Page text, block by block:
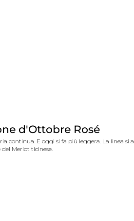
d'Ottobre Rosé
continua. E oggi si fa più leggera. La linea si
Merlot ticinese.